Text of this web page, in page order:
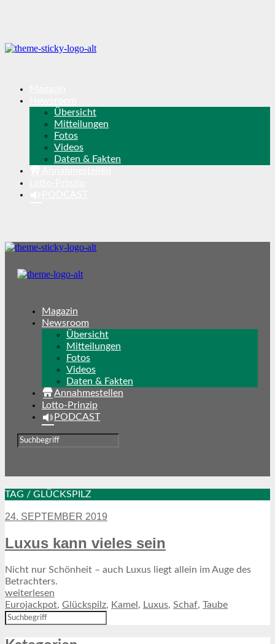
Übersicht
Mitteilungen
Fotos
Videos
Daten & Fakten
Magazin
Newsroom
Übersicht
Mitteilungen
Fotos
Videos
Daten & Fakten
Annahmestellen
Lotto-Prinzip
PODCAST
TAG / GLÜCKSPILZ
24. SEPTEMBER 2019
Luxus kann vieles sein
Nicht nur Schönheit – auch Luxus liegt allein im Auge des
Betrachters.
weiterlesen
Eurojackpot, Glückspilz, Kamel , Luxus, Schaf, Taube